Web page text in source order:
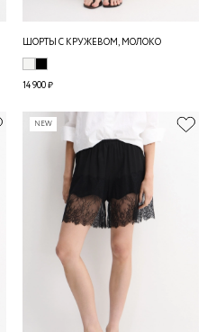
ШОРТЫ С КРУЖЕВОМ, МОЛОКО
14 900 ₽
NEW